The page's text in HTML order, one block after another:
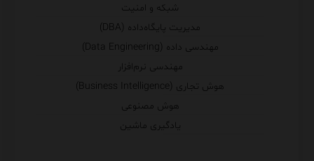
شبکه و امنیت
مدیریت پایگاه‌داده (DBA)
مهندسی داده (Data Engineering)
مهندسی نرم‌افزار
هوش تجاری (Business Intelligence)
هوش مصنوعی
یادگیری ماشین